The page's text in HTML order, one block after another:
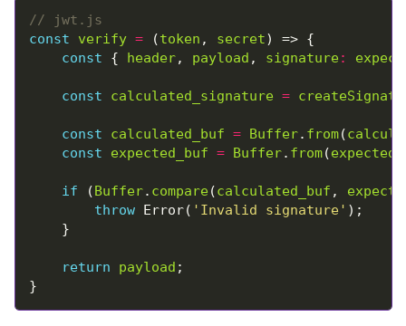
const
verify = (token , secret
const { header, payload , signature:
const calculated_signature =
const calculated_buf = Buffer. from(
const
expected_buf = Buffer. from(
if (Buffer. compare(calculated_buf ,
throw Error( 'Invalid signature'
return payload